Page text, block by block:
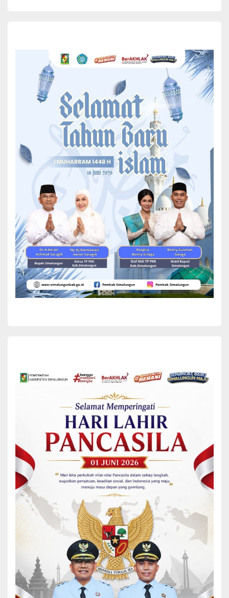
Hal itu dilakukan Bupati guna menyahuti permohonan masyarakat
saat melakukan kunjungan kerja di Nagori Sordang Bolon.
Masyarakat meminta agar Bupati Simalungun memberikan
perhatian terhadap pembangunan infrastruktur jalan penghubung
dari Nagori Sordang bolon menuju Nagori Sorang Bolon.
Saat berada dilokasi jalan penghubung kedua nagori itu, Bupati
Simalungun mendapai jalan tersebut tergenang air sehingga
menyulitkan warga untuk melintasinya. Dimana jalan tersebut
melintasi saluran air (sungai kecil) yang meluap hingga ke
menggenangi badan jalan.
Bupati Simalungun dan Kadis PUTR Tinjau Kondisi Jalan
Penghubung Nagori Sordang Bolon Menuju Bangun
Sordang
Tidak ada pilihan lain, Bupati pun melintasi jalan yang tergenang air
itu dengan sepeda motor dan diikuti rombongan lainnya termasuk
Camat Ujung Padang Manaon Siregar.
Melihat kondisi ini, Bupati langsung perintahkan Kepala Dinas PUTR
untuk segera menurunkan alat berat guna melakukan tindakan
“Sungainya juga silakan di korek dan dilebarkan, kita punya alat.
Jadi saya meminta kepada PUTR agar secepatnya di kerjakan. Dan
komunikasi dengan masyarakat setempat kalau nantinya ada
tanah masyarakat yang terkena agar di ihklas kan,”kata Bupati.
Mendengar hal tersebut masyarakat langsung menyambut
antusias dan mengucapkan terimakasih kepada Bupati
Simalungun yang telah cepat tanggap dan akan menurunkan alat
“Kami mengucapkan terimakasih. Dan kami berharap agar jangan
penangannan sementara akan tetapi kiranya ada pembangunan.
Kami masyarakat siap Marharoan Bolon dan siap selalu
mendukung program bapak Bupati,”ujar salah seorang warga yang
turut bersama Bupati dan rombongan meninjau jalan itu.
Menyikapi antusias masyarakat yang mau dan siap merharoan
bolon, Bupati yang juga didampingi sejumlah pimpinan perangkat
daerah menyampaikan terimakasih kepada masyarakat yang telah
menyambut dengan antusias dan ikut serta gerakkan Haruan
Bolon.